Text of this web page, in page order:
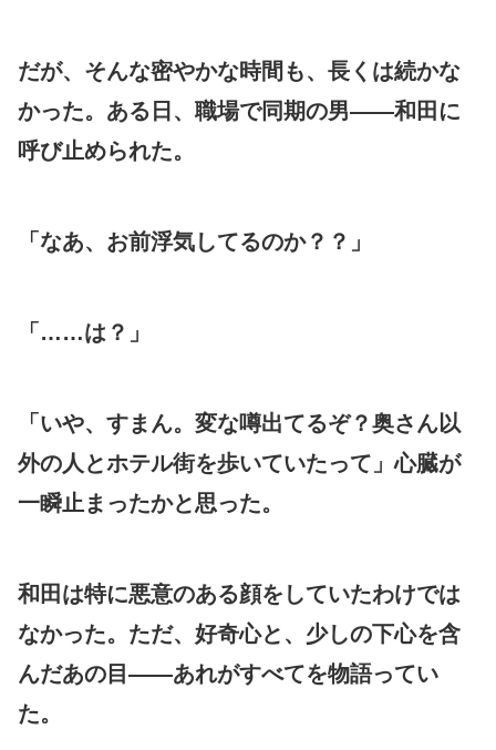
だが、そんな密やかな時間も、長くは続かな
かった。ある日、職場で同期の男――和田に
呼び止められた。
「なあ、お前浮気してるのか？？」
「……は？」
「いや、すまん。変な噂出てるぞ？奥さん以
外の人とホテル街を歩いていたって」心臓が
一瞬止まったかと思った。
和田は特に悪意のある顔をしていたわけでは
なかった。ただ、好奇心と、少しの下心を含
んだあの目――あれがすべてを物語ってい
た。